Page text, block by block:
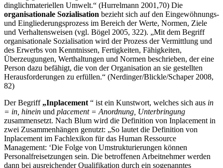
dinglichmateriellen Umwelt.“ (Hurrelmann 2001,70) Die
organisationale Sozialisation bezieht sich auf den Eingewöhnungs-
und Eingliederungsprozess im Bereich der Werte, Normen, Ziele
und Verhaltensweisen (vgl. Bögel 2005, 322). „Mit dem Begriff
organisationale Sozialisation wird der Prozess der Vermittlung und
des Erwerbs von Kenntnissen, Fertigkeiten, Fähigkeiten,
Überzeugungen, Werthaltungen und Normen beschrieben, der eine
Person dazu befähigt, die von der Organisation an sie gestellten
Herausforderungen zu erfüllen.“ (Nerdinger/Blickle/Schaper 2008,
82)
Der Begriff „Inplacement “ ist ein Kunstwort, welches sich aus in
= in, hinein und placement = Anordnung, Unterbringung
zusammensetzt. Nach Blum wird die Definition von Inplacement in
zwei Zusammenhängen genutzt: „So lautet die Definition von
Inplacement im Fachlexikon für das Human Ressource
Management: ‘Die Folge von Umstrukturierungen können
Personalfreisetzungen sein. Die betroffenen Arbeitnehmer werden
dann bei ausreichender Qualifikation durch ein sogenanntes